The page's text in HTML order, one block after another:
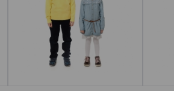
Leer más